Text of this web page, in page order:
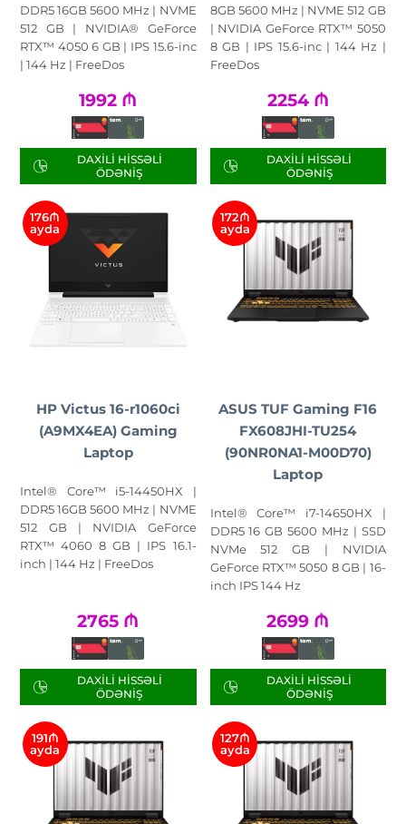
DDR5 16GB 5600 MHz | NVME
512 GB | NVIDIA® GeForce
RTX™ 4050 6 GB | IPS 15.6-inc
| 144 Hz | FreeDos
1992 ₼
DAXILI HISSƏLI
ÖDƏNIŞ
8GB 5600 MHz | NVME 512 GB
| NVIDIA GeForce RTX™ 5050
8 GB | IPS 15.6-inc | 144 Hz |
FreeDos
2254 ₼
DAXILI HISSƏLI
ÖDƏNIŞ
176₼
ayda
HP Victus 16-r1060ci
(A9MX4EA) Gaming
Laptop
Intel® Core™ i5-14450HX |
DDR5 16GB 5600 MHz | NVME
512 GB | NVIDIA GeForce
RTX™ 4060 8 GB | IPS 16.1-
inch | 144 Hz | FreeDos
2765 ₼
DAXILI HISSƏLI
ÖDƏNIŞ
172₼
ayda
ASUS TUF Gaming F16
FX608JHI-TU254
(90NR0NA1-M00D70)
Laptop
Intel® Core™ i7-14650HX |
DDR5 16 GB 5600 MHz | SSD
NVMe 512 GB | NVIDIA
GeForce RTX™ 5050 8 GB | 16-
inch IPS 144 Hz
2699 ₼
DAXILI HISSƏLI
ÖDƏNIŞ
191₼
ayda
127₼
ayda